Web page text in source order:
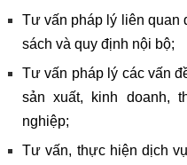
Tư vấn pháp lý liên quan
sách và quy định nội bộ;
Tư vấn pháp lý các vấn
sản xuất, kinh doanh,
nghiệp;
Tư vấn, thực hiện dịch